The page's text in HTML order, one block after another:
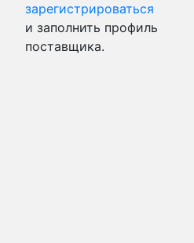
зарегистрироваться
и заполнить профиль
поставщика.